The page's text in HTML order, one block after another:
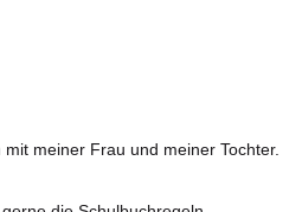
meiner Frau und meiner Tochter.